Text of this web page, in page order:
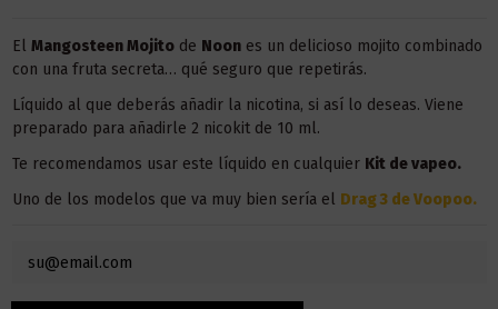
El Mangosteen Mojitode Noones un delicioso mojito combinado
con una fruta secreta… qué seguro que repetirás.
Líquido al que deberás añadir la nicotina, si así lo deseas. Viene
preparado para añadirle 2 nicokit de 10 ml.
Te recomendamos usar este líquido en cualquier Kit de vapeo.
Uno de los modelos que va muy bien sería el Drag 3 de Voopoo.